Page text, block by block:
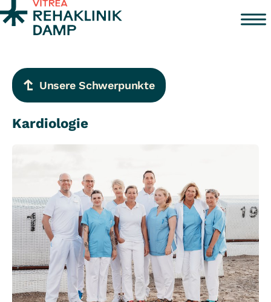
Zum Inhalt springen
Unsere Schwerpunkte
Kardiologie